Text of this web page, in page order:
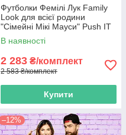
Футболки Фемілі Лук Family
Look для всієї родини
"Сімейні Мікі Мауси" Push IT
В наявності
2 283 ₴/комплект
2 583 ₴/комплект
Купити
–12%